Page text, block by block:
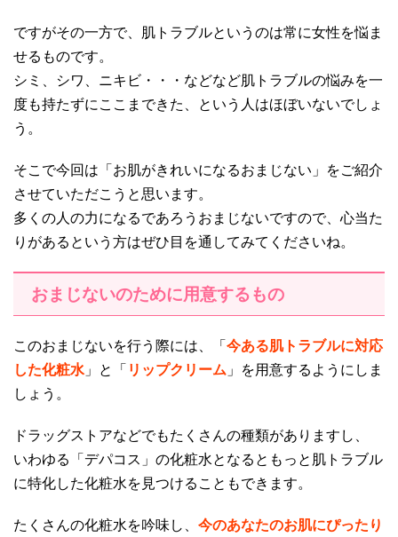
ですがその一方で、肌トラブルというのは常に女性を悩ま
せるものです。
シミ、シワ、ニキビ・・・などなど肌トラブルの悩みを一
度も持たずにここまできた、という人はほぼいないでしょ
う。
そこで今回は「お肌がきれいになるおまじない」をご紹介
させていただこうと思います。
多くの人の力になるであろうおまじないですので、心当た
りがあるという方はぜひ目を通してみてくださいね。
おまじないのために用意するもの
このおまじないを行う際には、「 今ある肌トラブルに対応
した化粧水 」と「 リップクリーム 」を用意するようにしま
しょう。
ドラッグストアなどでもたくさんの種類がありますし、
いわゆる「デパコス」の化粧水となるともっと肌トラブル
に特化した化粧水を見つけることもできます。
たくさんの化粧水を吟味し、 今のあなたのお肌にぴったり